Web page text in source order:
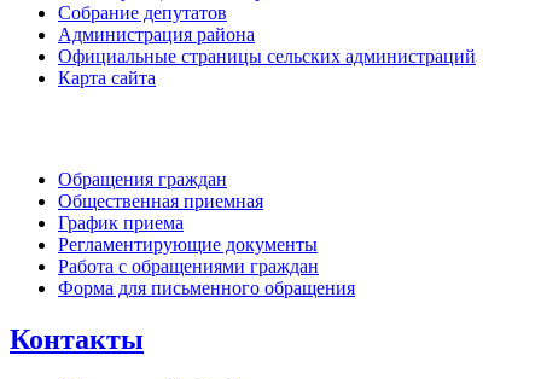
Собрание депутатов
Администрация района
Официальные страницы сельских администраций
Карта сайта
Обращения граждан
Общественная приемная
График приема
Регламентирующие документы
Работа с обращениями граждан
Форма для письменного обращения
Контакты